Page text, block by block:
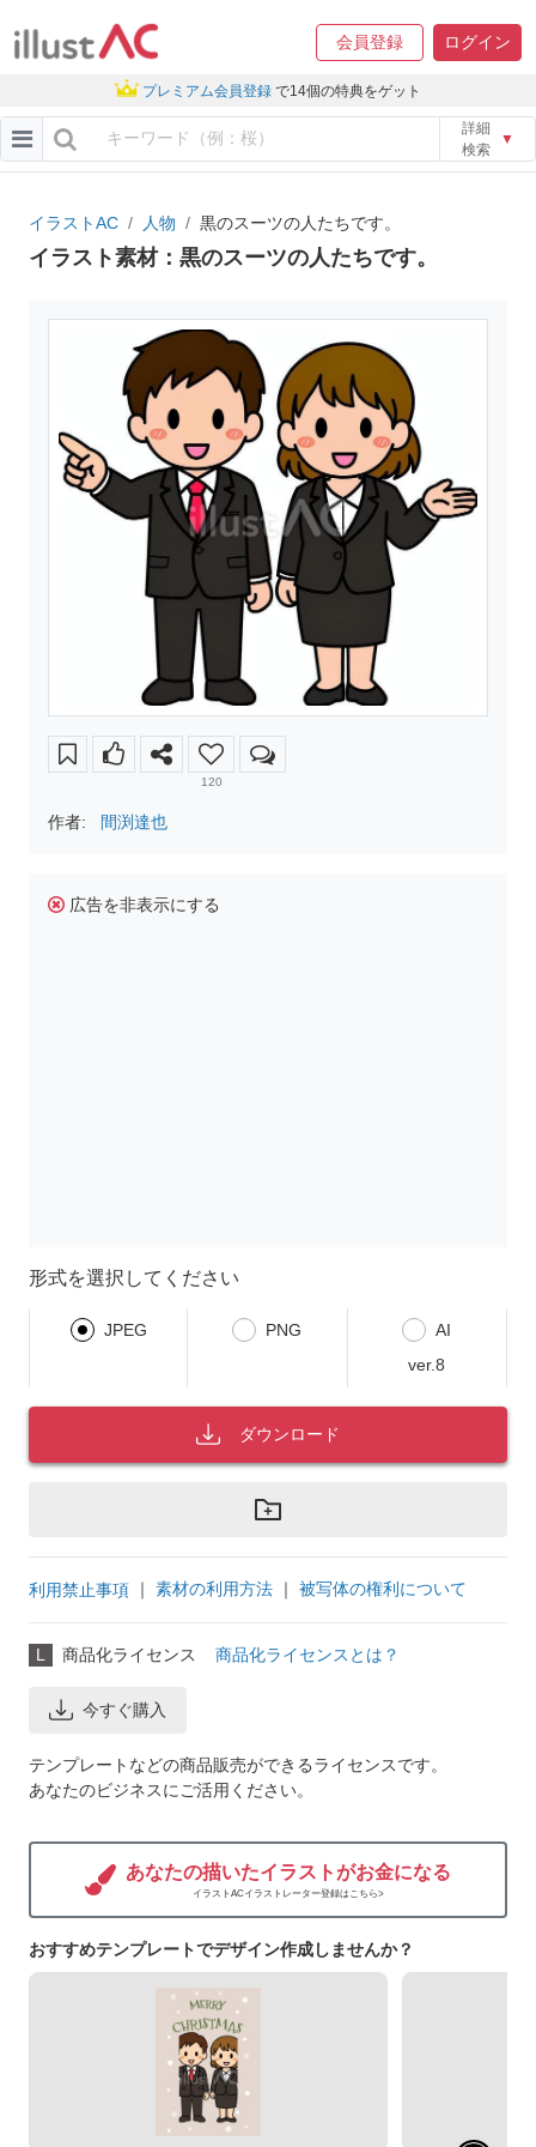
会員登録 ログイン
プレミアム会員登録 で14個の特典をゲット
詳細
検索
▼
イラストAC 人物 黒のスーツの人たちです。
イラスト素材：黒のスーツの人たちです。
120
作者: 間渕達也
広告を非表示にする
形式を選択してください
JPEG PNG
AI
ver.8
ダウンロード
利用禁止事項 ｜ 素材の利用方法 ｜ 被写体の権利について
L 商品化ライセンス 商品化ライセンスとは？
今すぐ購入
テンプレートなどの商品販売ができるライセンスです。
あなたのビジネスにご活用ください。
あなたの描いたイラストがお金になる
イラストACイラストレーター登録はこちら>
おすすめテンプレートでデザイン作成しませんか？